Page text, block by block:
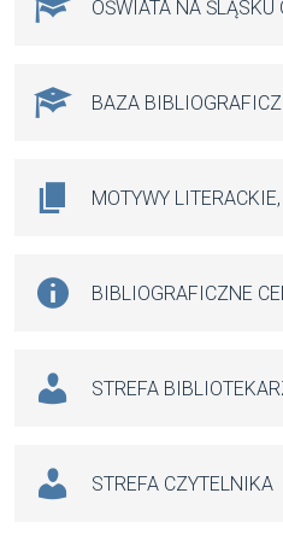
OŚWIATA NA
BAZA
MOTYWY
BIBLIOGRAFICZNE
STREFA
STREFA CZYTELNIKA